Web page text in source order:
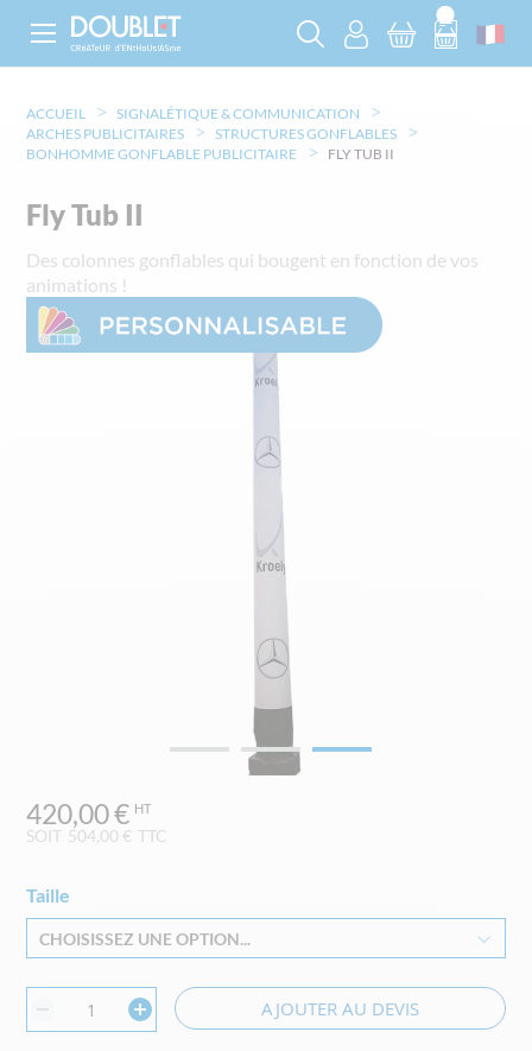
ACCUEIL
SIGNALÉTIQUE & COMMUNICATION
ARCHES PUBLICITAIRES
STRUCTURES GONFLABLES
BONHOMME GONFLABLE PUBLICITAIRE
FLY TUB II
SOIT 504,00 € TTC
420,00 €
Taille
CHOISISSEZ UNE OPTION...
AJOUTER AU DEVIS
Fly Tub II
Des colonnes gonflables qui bougent en fonction de vos
animations !
Skip
to
the
to
the
the
gallery